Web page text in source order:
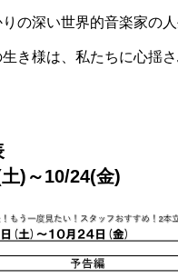
の深い世界的音楽家の
き様は、私たちに心揺
)～10/24(金)